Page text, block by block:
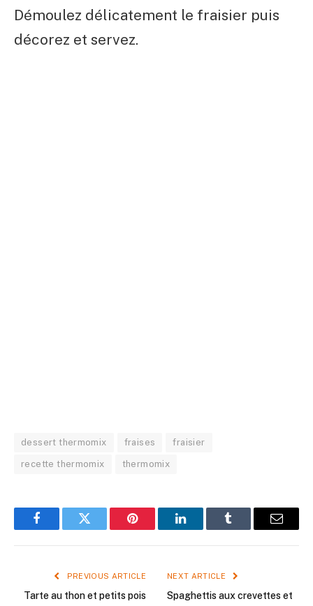
Démoulez délicatement le fraisier puis
décorez et servez.
dessert thermomix fraises fraisier
recette thermomix thermomix
FacebookTwitter Pinterest LinkedInTumblr Email
PREVIOUS ARTICLE
Tarte au thon et petits pois
NEXT ARTICLE
Spaghettis aux crevettes et